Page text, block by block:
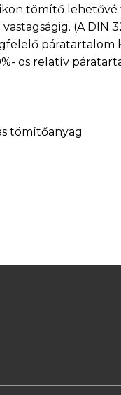
tömítő lehetővé
(A DIN
páratartalom
os relatív
tömítőanyag